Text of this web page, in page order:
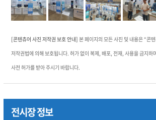
[콘텐츄어 사진 저작권 보호 안내]본 페이지의 모든 사진 및 내용은 “콘
저작권법에 의해 보호됩니다. 허가 없이 복제, 배포, 전재, 사용을 금지하
사전 허가를 받아 주시기 바랍니다.
전시장 정보